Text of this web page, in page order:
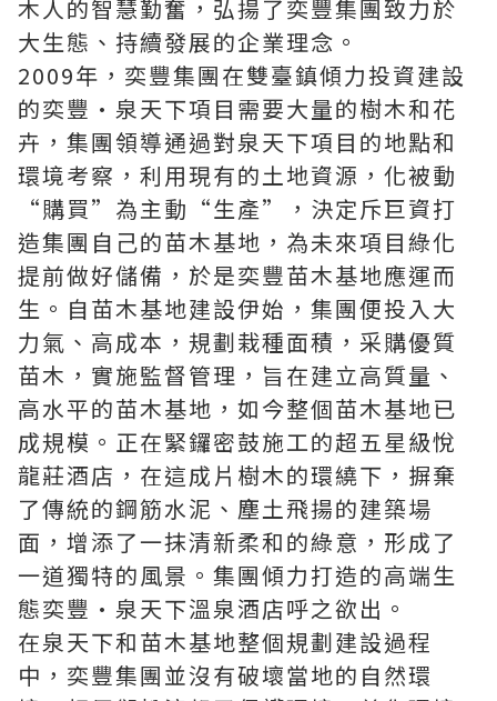
木人的智慧勤奮，弘揚了奕豐集團致力於
大生態、持續發展的企業理念。
2009年，奕豐集團在雙臺鎮傾力投資建設
的奕豐·泉天下項目需要大量的樹木和花
卉，集團領導通過對泉天下項目的地點和
環境考察，利用現有的土地資源，化被動
“購買”為主動“生產”，決定斥巨資打
造集團自己的苗木基地，為未來項目綠化
提前做好儲備，於是奕豐苗木基地應運而
生。自苗木基地建設伊始，集團便投入大
力氣、高成本，規劃栽種面積，采購優質
苗木，實施監督管理，旨在建立高質量、
高水平的苗木基地，如今整個苗木基地已
成規模。正在緊鑼密鼓施工的超五星級悅
龍莊酒店，在這成片樹木的環繞下，摒棄
了傳統的鋼筋水泥、塵土飛揚的建築場
面，增添了一抹清新柔和的綠意，形成了
一道獨特的風景。集團傾力打造的高端生
態奕豐·泉天下溫泉酒店呼之欲出。
在泉天下和苗木基地整個規劃建設過程
中，奕豐集團並沒有破壞當地的自然環